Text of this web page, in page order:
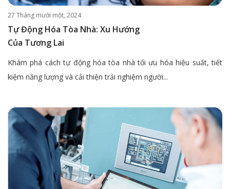
27 Tháng mười một, 2024
Tự Động Hóa Tòa Nhà: Xu Hướng
Của Tương Lai
Khám phá cách tự động hóa tòa nhà tối ưu hóa hiệu suất, tiết
kiệm năng lượng và cải thiện trải nghiệm người...